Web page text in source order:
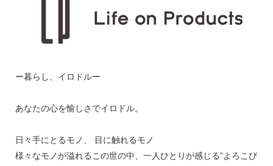
ー暮らし、イロドルー
あなたの心を愉しさでイロドル。
日々手にとるモノ、 目に触れるモノ
様々なモノが溢れるこの世の中、一人ひとりが感じる”よろこび